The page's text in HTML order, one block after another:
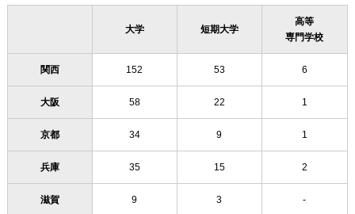
大学 短期大学
高等
専門学校
関西 152 53 6
大阪 58 22 1
京都 34 9 1
兵庫 35 15 2
滋賀 9 3 -